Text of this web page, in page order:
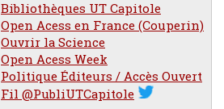
Bibliothèques UT Capitole
Open Acess en France (Couperin)
Ouvrir la Science
Open Acess Week
Politique Éditeurs / Accès Ouvert
Fil @PubliUTCapitole